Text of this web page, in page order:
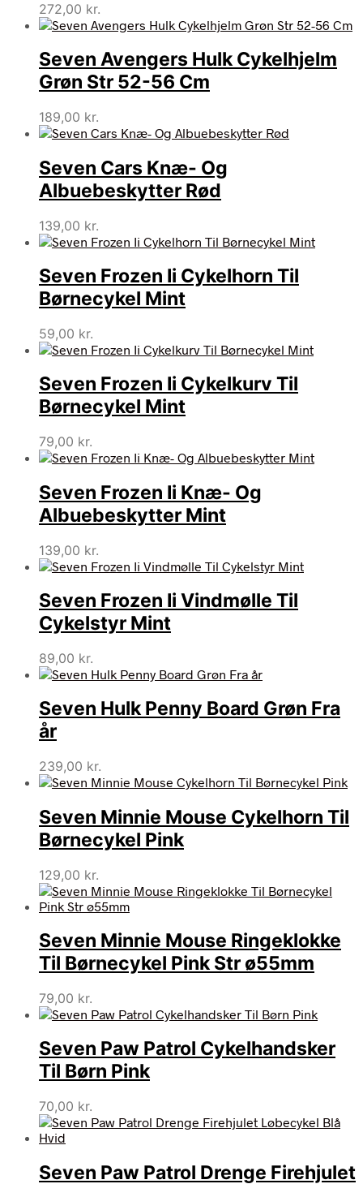
272,00 kr.
Seven Avengers Hulk Cykelhjelm
Grøn Str 52-56 Cm
189,00 kr.
Seven Cars Knæ- Og
Albuebeskytter Rød
139,00 kr.
Seven Frozen Ii Cykelhorn Til
Børnecykel Mint
59,00 kr.
Seven Frozen Ii Cykelkurv Til
Børnecykel Mint
79,00 kr.
Seven Frozen Ii Knæ- Og
Albuebeskytter Mint
139,00 kr.
Seven Frozen Ii Vindmølle Til
Cykelstyr Mint
89,00 kr.
Seven Hulk Penny Board Grøn Fra
år
239,00 kr.
Seven Minnie Mouse Cykelhorn Til
Børnecykel Pink
129,00 kr.
Seven Minnie Mouse Ringeklokke
Til Børnecykel Pink Str ø55mm
79,00 kr.
Seven Paw Patrol Cykelhandsker
Til Børn Pink
70,00 kr.
Seven Paw Patrol Drenge Firehjulet